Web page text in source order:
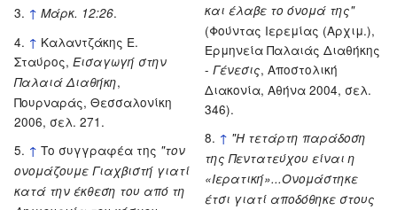
↑ Μάρκ. 12:26.
↑ Καλαντζάκης Ε.
Σταύρος, Εισαγωγή στην
Παλαιά Διαθήκη,
Πουρναράς, Θεσσαλονίκη
2006, σελ. 271.
↑ Το συγγραφέα της "τον
ονομάζουμε Γιαχβιστή γιατί
κατά την έκθεση του από τη
και έλαβε το όνομά της"
(Φούντας Ιερεμίας (Αρχιμ.),
Ερμηνεία Παλαιάς Διαθήκης
-Γένεσις, Αποστολική
Διακονία, Αθήνα 2004, σελ.
346).
↑ "Η τετάρτη παράδοση
της Πεντατεύχου είναι η
«Ιερατική»...Ονομάστηκε
έτσι γιατί αποδόθηκε στους